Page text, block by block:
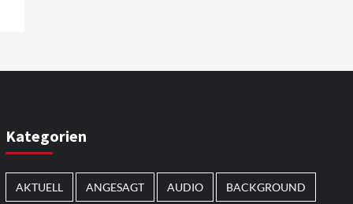
Kategorien
AKTUELL ANGESAGT AUDIO BACKGROUND